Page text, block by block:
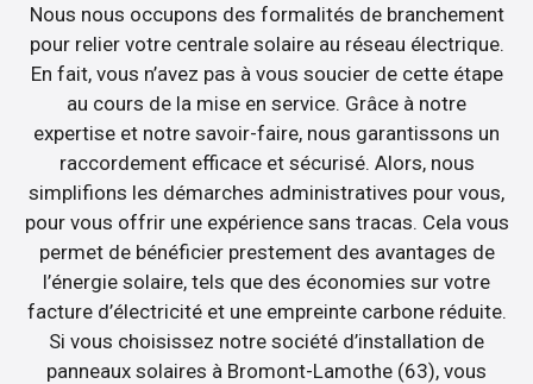
Nous nous occupons des formalités de branchement
pour relier votre centrale solaire au réseau électrique.
En fait, vous n’avez pas à vous soucier de cette étape
au cours de la mise en service. Grâce à notre
expertise et notre savoir-faire, nous garantissons un
raccordement efficace et sécurisé. Alors, nous
simplifions les démarches administratives pour vous,
pour vous offrir une expérience sans tracas. Cela vous
permet de bénéficier prestement des avantages de
l’énergie solaire, tels que des économies sur votre
facture d’électricité et une empreinte carbone réduite.
Si vous choisissez notre société d’installation de
panneaux solaires à Bromont-Lamothe (63), vous